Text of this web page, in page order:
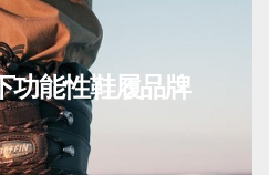
功能性鞋履品牌